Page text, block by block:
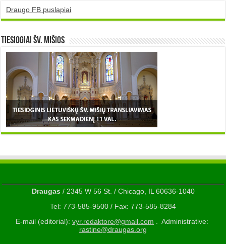
Draugo FB puslapiai
TIESIOGIAI šv. MIŠIOS
Draugas/ 2345 W 56 St. / Chicago, IL 60636-1040
Tel: 773-585-9500 / Fax: 773-585-8284
E-mail (editorial): vyr.redaktore@gmail.com . Administrative:
rastine@draugas.org